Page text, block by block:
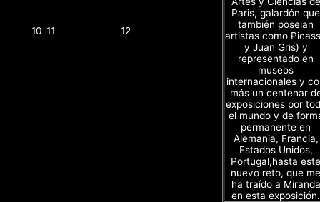
10 11 12
Paris, galardón que
también poseian
artistas como
y Juan Gris) y
representado en
museos
internacionales y
más un centenar
exposiciones por
el mundo y de
permanente en
Alemania, Francia,
Estados Unidos,
Portugal,hasta este
nuevo reto, que me
ha traído a Miranda
en esta exposición.